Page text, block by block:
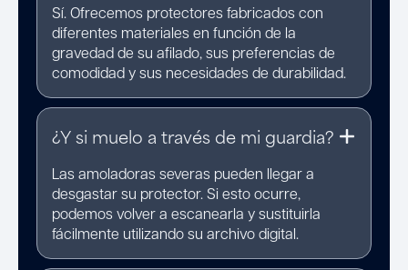
Sí. Ofrecemos protectores fabricados con
diferentes materiales en función de la
gravedad de su afilado, sus preferencias de
comodidad y sus necesidades de durabilidad.
¿Y si muelo a través de mi guardia?
Las amoladoras severas pueden llegar a
desgastar su protector. Si esto ocurre,
podemos volver a escanearla y sustituirla
fácilmente utilizando su archivo digital.